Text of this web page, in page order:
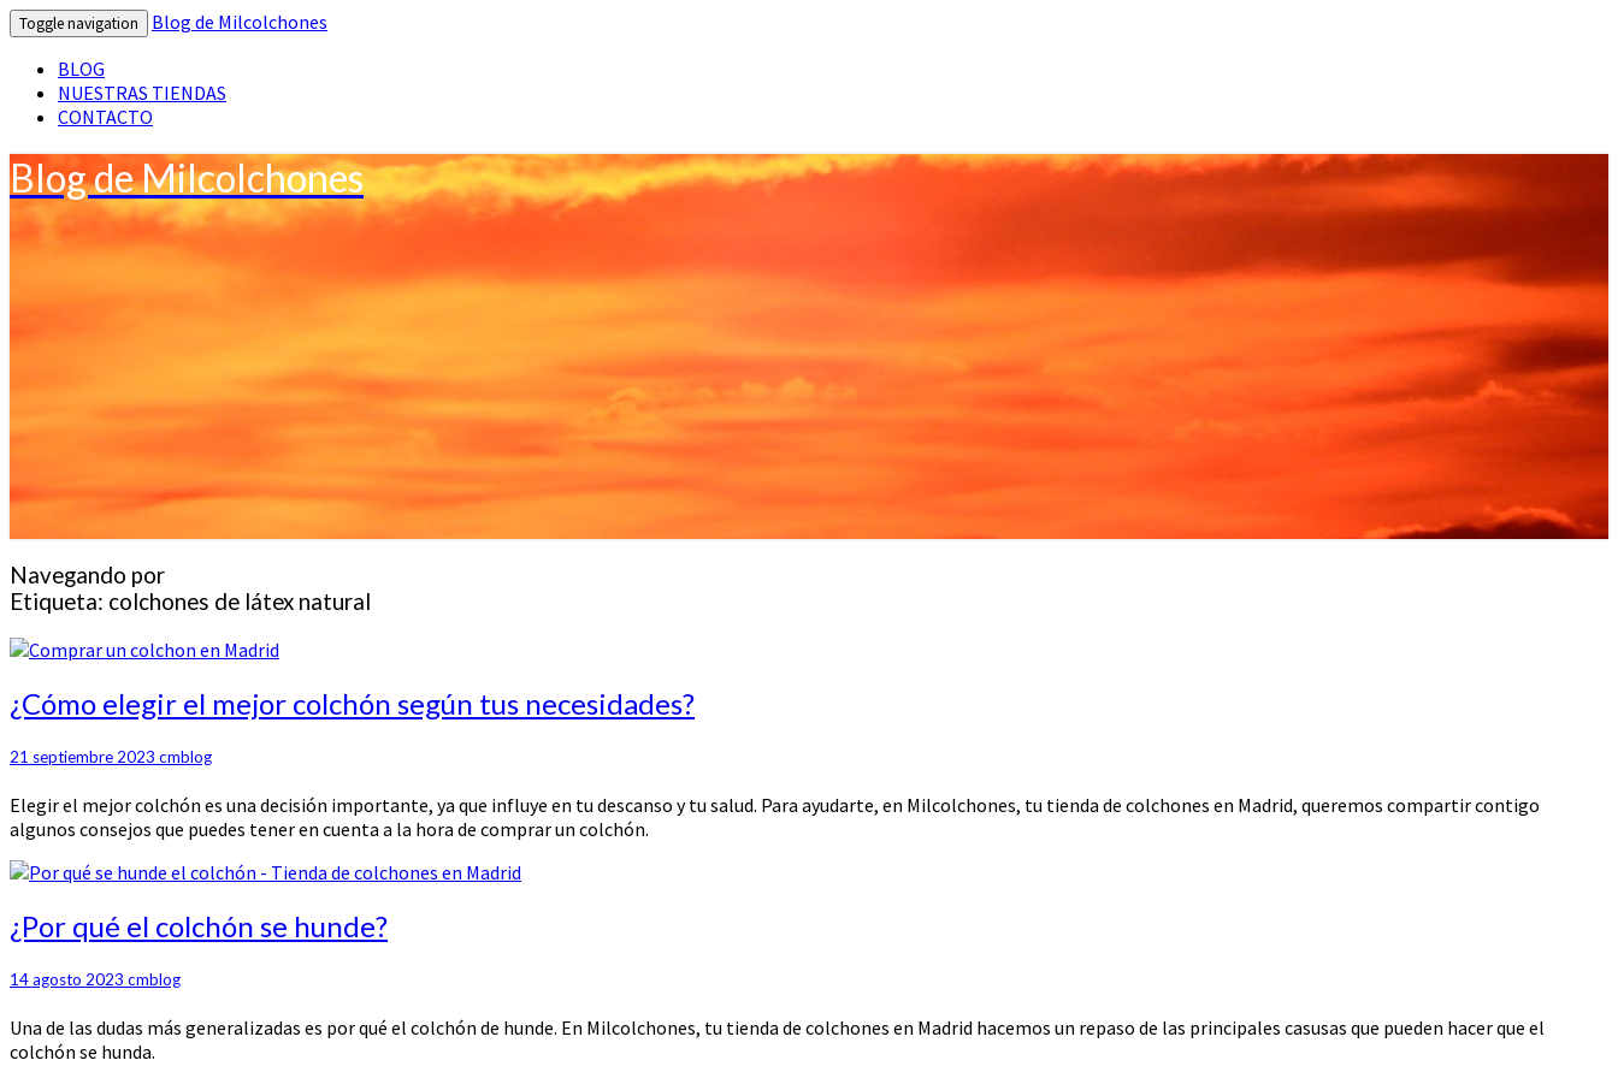
Toggle navigation
Blog de Milcolchones
BLOG
NUESTRAS TIENDAS
CONTACTO
Blog de Milcolchones
Navegando por
Etiqueta: colchones de látex natural
¿Cómo
elegir
mejor
según
tus
necesidades?
¿Cómo elegir el mejor colchón según tus necesidades?
21 septiembre 2023 cmblog
Elegir el mejor colchón es una decisión importante, ya que influye en tu descanso y tu salud. Para ayudarte, en Milcolchones, tu tienda de colchones en Madrid, queremos compartir contigo
algunos consejos que puedes tener en cuenta a la hora de comprar un colchón.
¿Por
qué
el
colchón
se
hunde?
¿Por qué el colchón se hunde?
14 agosto 2023 cmblog
Una de las dudas más generalizadas es por qué el colchón de hunde. En Milcolchones, tu tienda de colchones en Madrid hacemos un repaso de las principales casusas que pueden hacer que el
colchón se hunda.